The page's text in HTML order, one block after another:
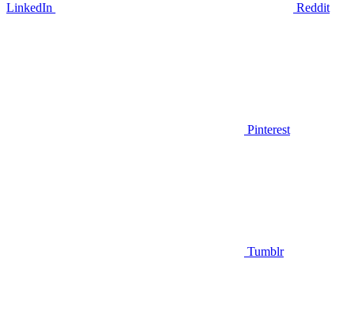
LinkedIn Reddit
Pinterest
Tumblr